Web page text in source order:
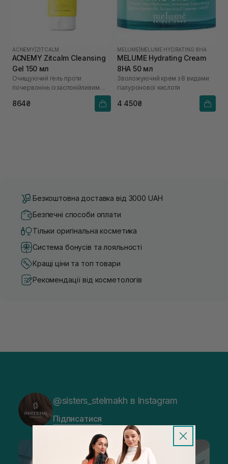
ACNEMY ZITCALM
ACNEMY Zitcalm Cleansing
Gel 150 мл
Очищуючий гель проти
почервонінь із заспокійливим
864₴
MELUME MELUME HYDRATING 8HA
MELUME Hydrating Cream
8HA 50 мл
Зволожуючий крем з 8 видами
гіалуронової кислоти
4 450₴
Безкоштовна доставка від 3000 UAH
Безпечні способи оплати
Тільки оригінальна косметика
Система бонусів та лояльності
Кращі ціни та топ товари
Рекомендації від косметологів
@sisters_stelmakh в Instagram
Підписатися